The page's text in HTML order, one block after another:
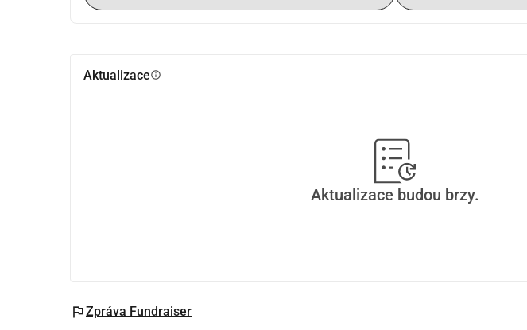
Aktualizaceinfo
Aktualizace budou brzy.
flagZpráva Fundraiser